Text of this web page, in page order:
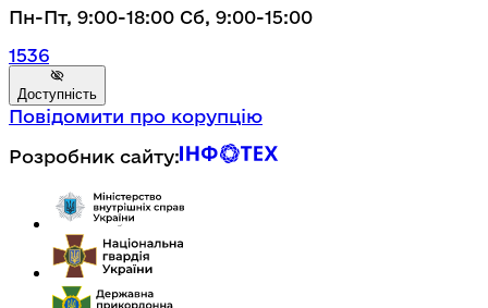
Пн-Пт, 9:00-18:00 Сб, 9:00-15:00
1536
Доступність
Повідомити про корупцію
Розробник сайту: